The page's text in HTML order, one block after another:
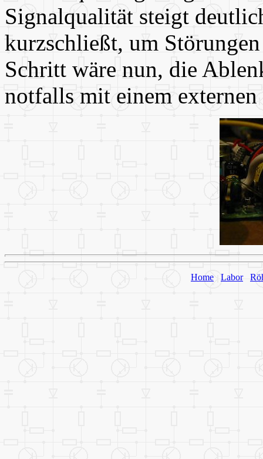
Signalqualität steigt
kurzschließt, um
Schritt wäre nun, die
notfalls mit einem externen
Home Labor